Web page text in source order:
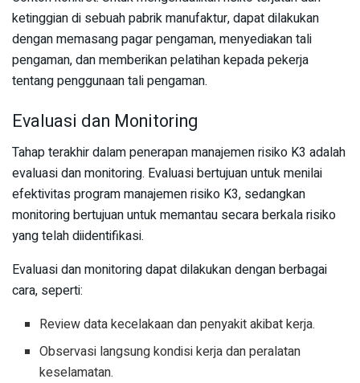
ketinggian di sebuah pabrik manufaktur, dapat dilakukan
dengan memasang pagar pengaman, menyediakan tali
pengaman, dan memberikan pelatihan kepada pekerja
tentang penggunaan tali pengaman.
Evaluasi dan Monitoring
Tahap terakhir dalam penerapan manajemen risiko K3 adalah
evaluasi dan monitoring. Evaluasi bertujuan untuk menilai
efektivitas program manajemen risiko K3, sedangkan
monitoring bertujuan untuk memantau secara berkala risiko
yang telah diidentifikasi.
Evaluasi dan monitoring dapat dilakukan dengan berbagai
cara, seperti:
Review data kecelakaan dan penyakit akibat kerja.
Observasi langsung kondisi kerja dan peralatan
keselamatan.